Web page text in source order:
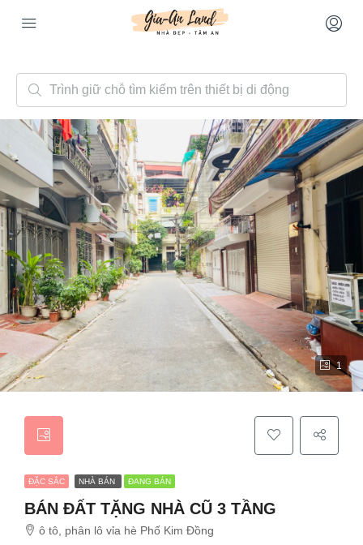
1
ĐẶC SẮC NHÀ BÁN ĐANG BÁN
BÁN ĐẤT TẶNG NHÀ CŨ 3 TẦNG
ô tô, phân lô vỉa hè Phố Kim Đồng